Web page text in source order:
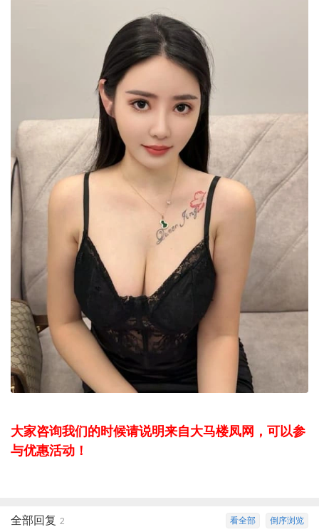
大家咨询我们的时候请说明来自大马楼凤网，可以参
与优惠活动！
倒序浏览
看全部
全部回复 2